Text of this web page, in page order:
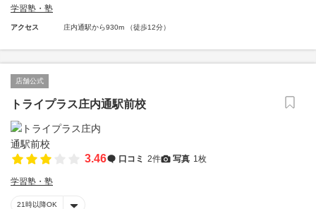
学習塾・塾
アクセス 庄内通駅から930m （徒歩12分）
店舗公式
トライプラス庄内通駅前校
3.46 口コミ 2件 写真 1枚
学習塾・塾
21時以降OK